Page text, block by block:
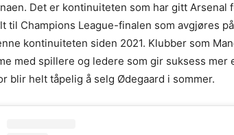
Det er kontinuiteten som har gitt Arsenal
til Champions League-finalen som avgjøres
kontinuiteten siden 2021. Klubber som
med spillere og ledere som gir suksess
blir helt tåpelig å selg Ødegaard i sommer.